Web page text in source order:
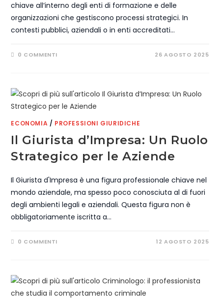
chiave all’interno degli enti di formazione e delle
organizzazioni che gestiscono processi strategici. In
contesti pubblici, aziendali o in enti accreditati…
0 COMMENTI 26 AGOSTO 2025
ECONOMIA / PROFESSIONI GIURIDICHE
Il Giurista d’Impresa: Un Ruolo
Strategico per le Aziende
Il Giurista d'Impresa è una figura professionale chiave nel
mondo aziendale, ma spesso poco conosciuta al di fuori
degli ambienti legali e aziendali. Questa figura non è
obbligatoriamente iscritta a…
0 COMMENTI 12 AGOSTO 2025